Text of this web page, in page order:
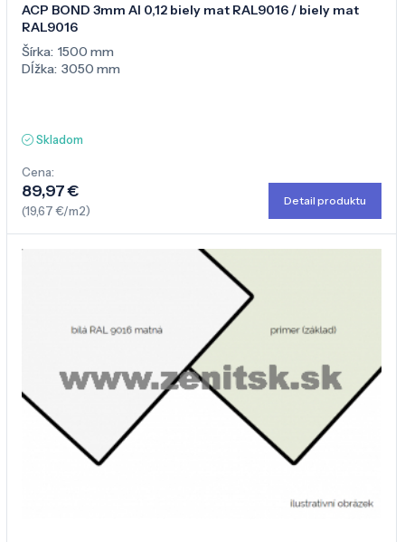
ACP BOND 3mm Al 0,12 biely mat RAL9016 / biely mat
RAL9016
Šírka: 1500 mm
Dĺžka: 3050 mm
Skladom
Cena:
89,97 €
(19,67 €/m2)
Detail produktu